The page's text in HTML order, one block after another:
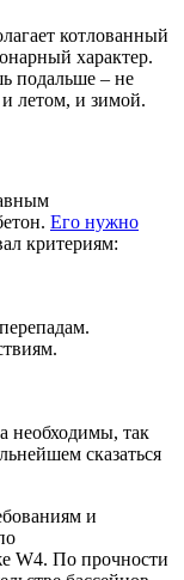
котлованный
характер.
подальше – не
и летом, и зимой.
Его нужно
критериям:
необходимы, так
сказаться
и
W4. По прочности